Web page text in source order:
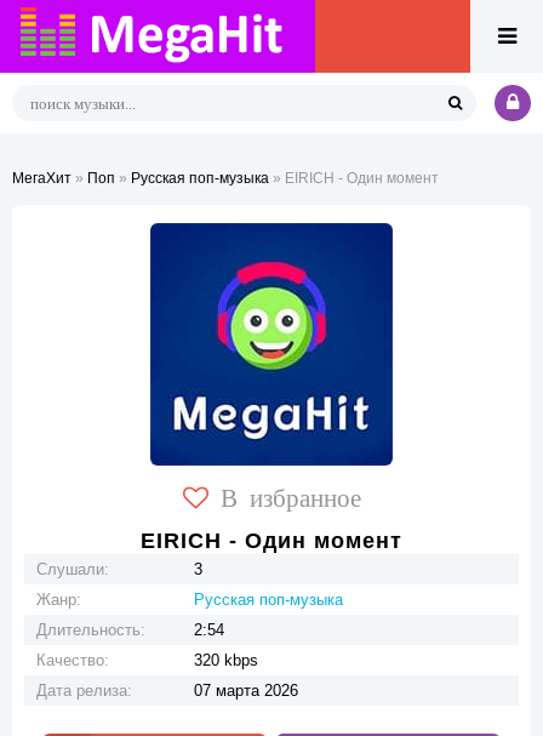
МегаХит » Поп » Русская поп-музыка » EIRICH - Один момент
В избранное
EIRICH - Один момент
Слушали:
3
Жанр:
Русская поп-музыка
Длительность:
2:54
Качество:
320 kbps
Дата релиза:
07 марта 2026